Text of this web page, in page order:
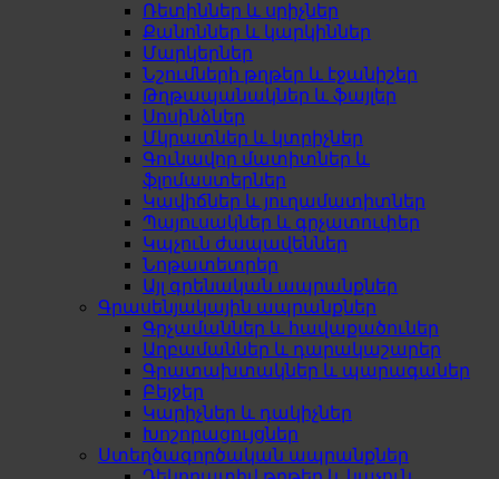
Ռետիններ և սրիչներ
Քանոններ և կարկիններ
Մարկերներ
Նշումների թղթեր և էջանիշեր
Թղթապանակներ և ֆայլեր
Սոսինձներ
Մկրատներ և կտրիչներ
Գունավոր մատիտներ և
ֆլոմաստերներ
Կավիճներ և յուղամատիտներ
Պայուսակներ և գրչատուփեր
Կպչուն ժապավեններ
Նոթատետրեր
Այլ գրենական ապրանքներ
Գրասենյակային ապրանքներ
Գրչամաններ և հավաքածուներ
Աղբամաններ և դարակաշարեր
Գրատախտակներ և պարագաներ
Բեյջեր
Կարիչներ և դակիչներ
Խոշորացույցներ
Ստեղծագործական ապրանքներ